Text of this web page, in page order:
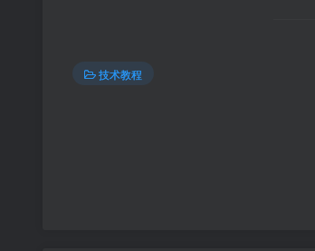
技术教程